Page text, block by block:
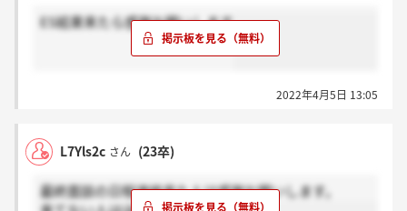
ES結果来たら感謝お願いします
2022年4月5日 13:05
L7Yls2c さん (23卒)
最終面談の日程連絡来た人は感謝お願いします。